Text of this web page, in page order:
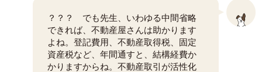
？？？ でも先生、いわゆる中間省略
できれば、不動産屋さんは助かります
よね。登記費用、不動産取得税、固定
資産税など、年間通すと、結構経費か
かりますからね。不動産取引が活性化